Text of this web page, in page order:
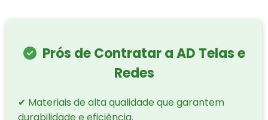
Prós de Contratar a AD Telas e
Redes
✔ Materiais de alta qualidade que garantem
durabilidade e eficiência.